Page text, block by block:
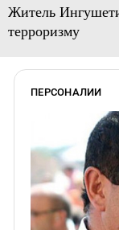
Житель
терроризму
ПЕРСОНАЛИИ